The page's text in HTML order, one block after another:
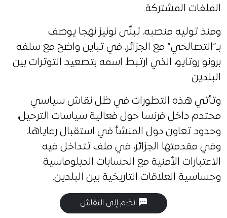
الملفات المشتركة.
ومنذ توليه منصبه، تبنّى نونيز نهجا يوصف
بـ”التصالحي” مع الجزائر، في تباين واضح مع سلفه
برونو روتايو، الذي ارتبط اسمه بتصعيد التوترات بين
البلدين.
وتأتي هذه التطورات في ظل نقاش سياسي
محتدم داخل فرنسا حول فعالية سياسات الترحيل،
وحدود تعاون دول المنشأ في استقبال رعاياها،
وفي مقدمتها الجزائر، في ملف تتداخل فيه
الاعتبارات الأمنية مع الحسابات الدبلوماسية
وحساسية العلاقات التاريخية بين البلدين.
انضم إلى النقاش